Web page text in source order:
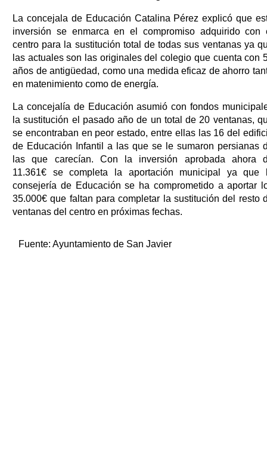
La concejala de Educación Catalina Pérez explicó que
inversión se enmarca en el compromiso adquirido con
centro para la sustitución total de todas sus ventanas ya
las actuales son las originales del colegio que cuenta con
años de antigüedad, como una medida eficaz de ahorro
en matenimiento como de energía.
La concejalía de Educación asumió con fondos
la sustitución el pasado año de un total de 20 ventanas,
se encontraban en peor estado, entre ellas las 16 del
de Educación Infantil a las que se le sumaron persianas
las que carecían. Con la inversión aprobada ahora
11.361€ se completa la aportación municipal ya que
consejería de Educación se ha comprometido a aportar
35.000€ que faltan para completar la sustitución del resto
ventanas del centro en próximas fechas.
Fuente: Ayuntamiento de San Javier